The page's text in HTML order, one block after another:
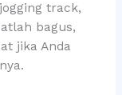
track,
bagus,
jika Anda